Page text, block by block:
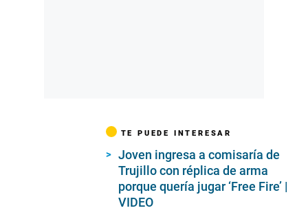
TE PUEDE INTERESAR
Joven ingresa a comisaría de
Trujillo con réplica de arma
porque quería jugar ‘Free Fire’ |
VIDEO